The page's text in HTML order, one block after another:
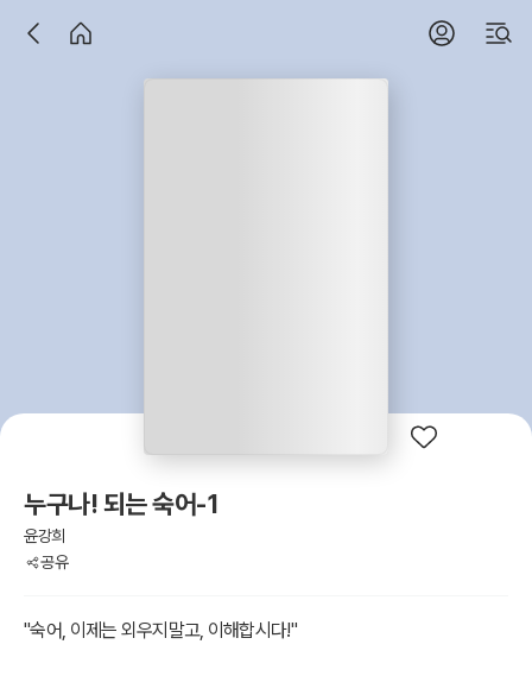
누구나! 되는 숙어-1
윤강희
공유
"숙어, 이제는 외우지말고, 이해합시다!"